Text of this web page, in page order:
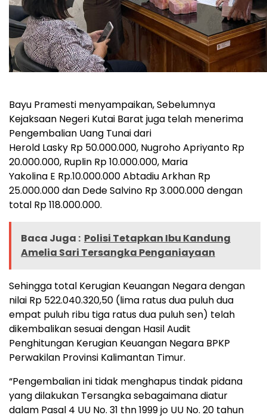
Bayu Pramesti menyampaikan, Sebelumnya
Kejaksaan Negeri Kutai Barat juga telah menerima
Pengembalian Uang Tunai dari
Herold Lasky Rp 50.000.000, Nugroho Apriyanto Rp
20.000.000, Ruplin Rp 10.000.000, Maria
Yakolina E Rp.10.000.000 Abtadiu Arkhan Rp
25.000.000 dan Dede Salvino Rp 3.000.000 dengan
total Rp 118.000.000.
Baca Juga : Polisi Tetapkan Ibu Kandung
Amelia Sari Tersangka Penganiayaan
Sehingga total Kerugian Keuangan Negara dengan
nilai Rp 522.040.320,50 (lima ratus dua puluh dua
empat puluh ribu tiga ratus dua puluh sen) telah
dikembalikan sesuai dengan Hasil Audit
Penghitungan Kerugian Keuangan Negara BPKP
Perwakilan Provinsi Kalimantan Timur.
“Pengembalian ini tidak menghapus tindak pidana
yang dilakukan Tersangka sebagaimana diatur
dalam Pasal 4 UU No. 31 thn 1999 jo UU No. 20 tahun